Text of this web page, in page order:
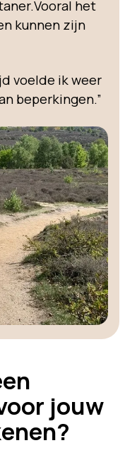
het
kunnen zijn
voelde ik weer
beperkingen.”
jouw